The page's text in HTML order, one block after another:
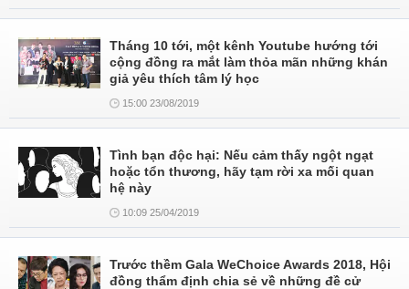
Tháng 10 tới, một kênh Youtube hướng tới
cộng đồng ra mắt làm thỏa mãn những khán
giả yêu thích tâm lý học
15:00 23/08/2019
Tình bạn độc hại: Nếu cảm thấy ngột ngạt
hoặc tổn thương, hãy tạm rời xa mối quan
hệ này
10:09 25/04/2019
Trước thềm Gala WeChoice Awards 2018, Hội
đồng thẩm định chia sẻ về những đề cử